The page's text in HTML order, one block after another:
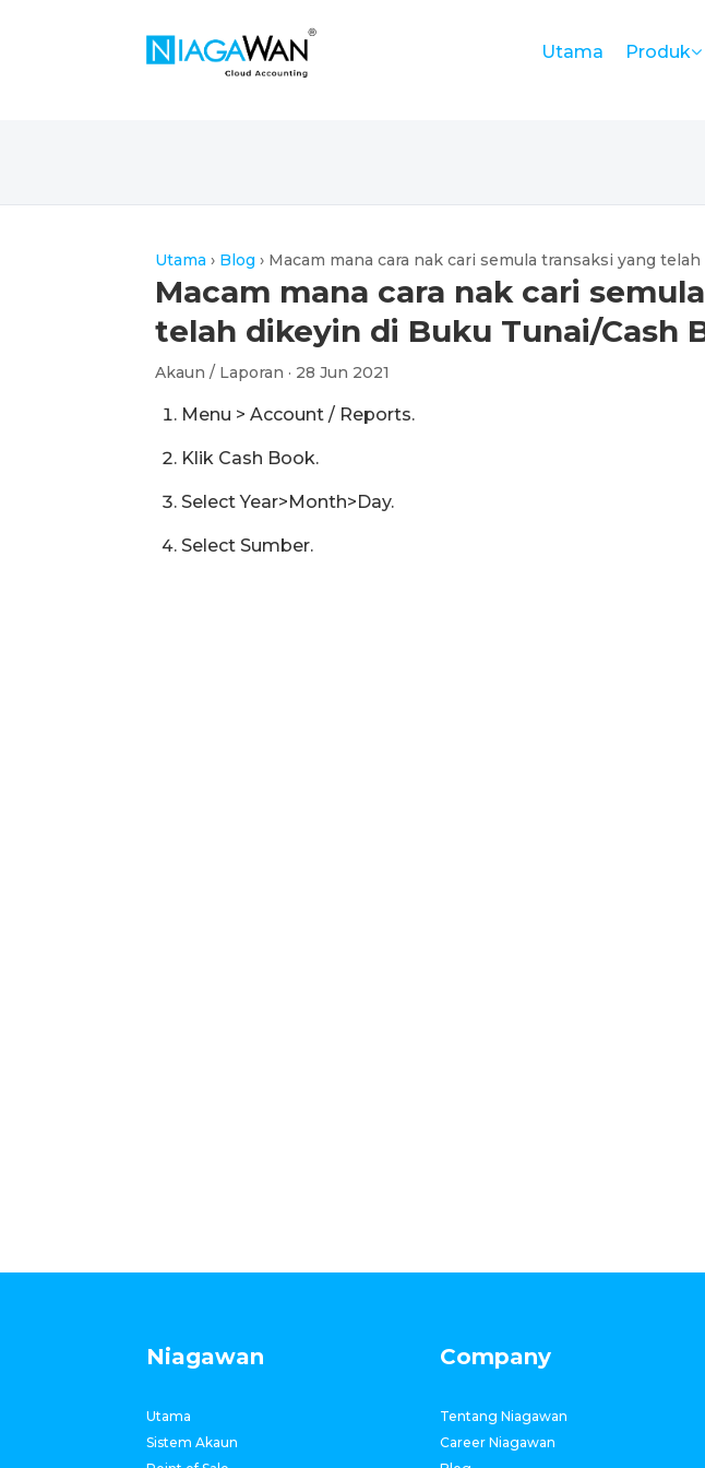
Utama Produk
Utama › Blog › Macam mana cara nak cari semula transaksi yang
Macam mana cara nak cari
telah dikeyin di Buku Tunai/Cash
Akaun / Laporan · 28 Jun 2021
Menu > Account / Reports.
Klik Cash Book.
Select Year>Month>Day.
Select Sumber.
Niagawan
Utama
Sistem Akaun
Company
Tentang Niagawan
Career Niagawan